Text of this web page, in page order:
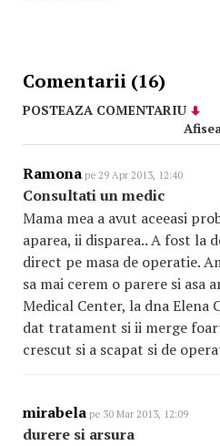
Comentarii (16)
POSTEAZA COMENTARIU
Ramona pe 29 Apr 2013, 12:40
Consultati un medic
Mama mea a avut aceeasi
aparea, ii disparea.. A fost la
direct pe masa de operatie.
sa mai cerem o parere si asa
Medical Center, la dna Elena
dat tratament si ii merge
crescut si a scapat si de
mirabela pe 30 Mar 2013, 12:09
durere si arsura